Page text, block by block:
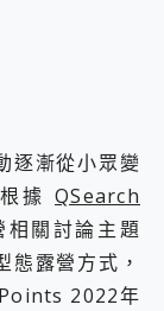
逐漸從小眾變
根據QSearch
關討論主題
態露營方式，
2022年